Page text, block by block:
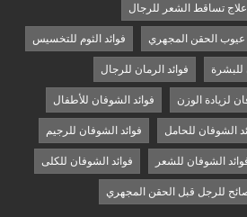
علاج تساقط الشعر للرجال
عيوب الحقن المجهري فوائد الثوم للتخسيس
للبشرة فوائد الرمان للرجال
لزيادة الوزن فوائد الشوفان للأطفال
الشوفان للحامل فوائد الشوفان للرجيم
الشوفان للشعر فوائد الشوفان للكلى
للرجل قبل الحقن المجهري